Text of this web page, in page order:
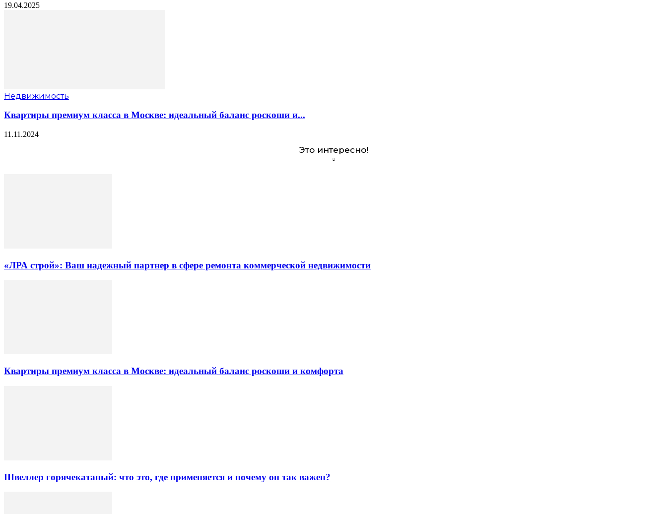
19.04.2025
Недвижимость
Квартиры премиум класса в Москве: идеальный баланс роскоши и...
11.11.2024
Это интересно!
«ЛРА строй»: Ваш надежный партнер в сфере ремонта коммерческой недвижимости
Квартиры премиум класса в Москве: идеальный баланс роскоши и комфорта
Швеллер горячекатаный: что это, где применяется и почему он так важен?